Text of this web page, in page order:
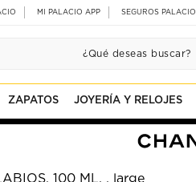
MI PALACIO APP SEGUROS PALACIO
ZAPATOS JOYERÍA Y RELOJES